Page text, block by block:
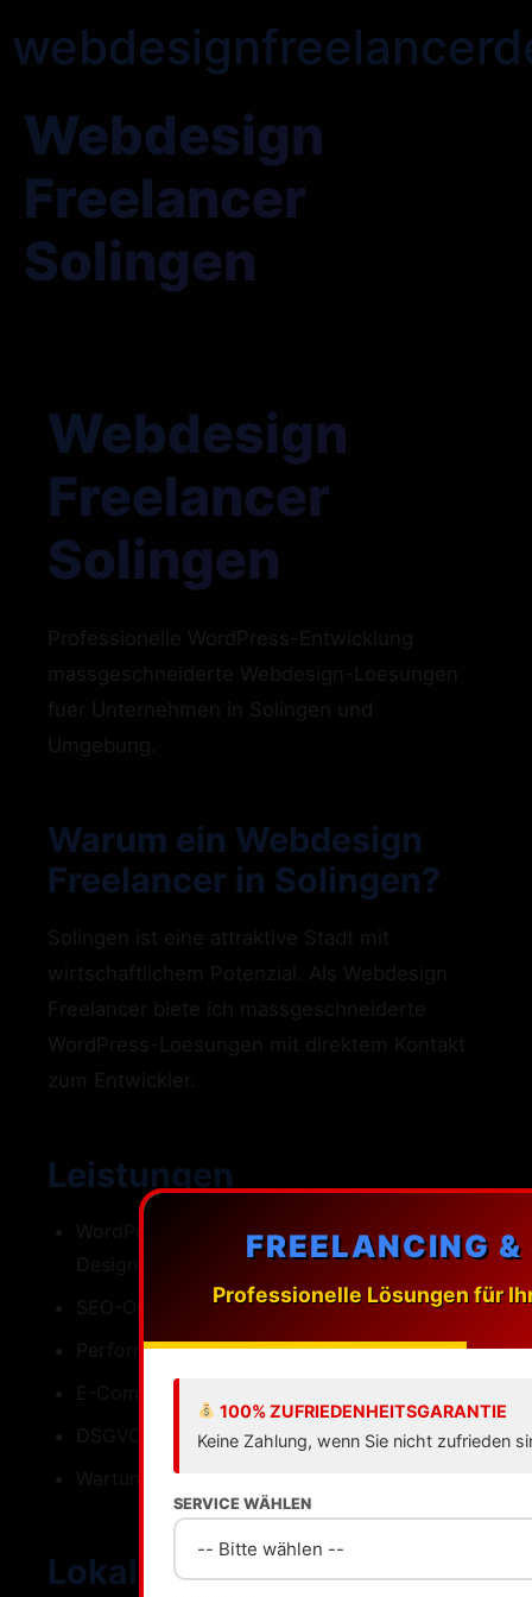
FREELANCING &
Professionelle Lösungen für
100% ZUFRIEDENHEITSGARANTIE
Keine Zahlung, wenn Sie nicht zufrieden
SERVICE WÄHLEN
Webdesign
Freelancer
Solingen
Webdesign
Freelancer
Solingen
Warum ein Webdesign
Freelancer in Solingen?
Leistungen
WordPress-Webdesign mit individuellen
SEO-Optimierung fuer Solingen
Performance Ladezeiten unter einer Sekunde
DSGVO-konforme Umsetzung
Wartung Updates Backups Support
Lokale SEO fuer Solingen